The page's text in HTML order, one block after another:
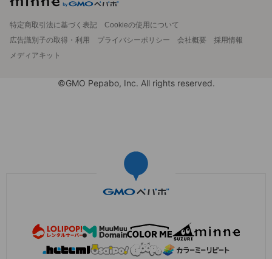
特定商取引法に基づく表記
Cookieの使用について
広告識別子の取得・利用
プライバシーポリシー 会社概要
採用情報
メディアキット
©GMO Pepabo, Inc. All rights reserved.